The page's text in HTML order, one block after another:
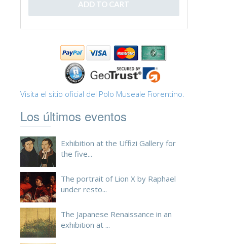
ESPAÑOL
Visita el sitio oficial del Polo Museale Fiorentino.
Los últimos eventos
Exhibition at the Uffizi Gallery for
the five...
The portrait of Lion X by Raphael
under resto...
The Japanese Renaissance in an
exhibition at ...